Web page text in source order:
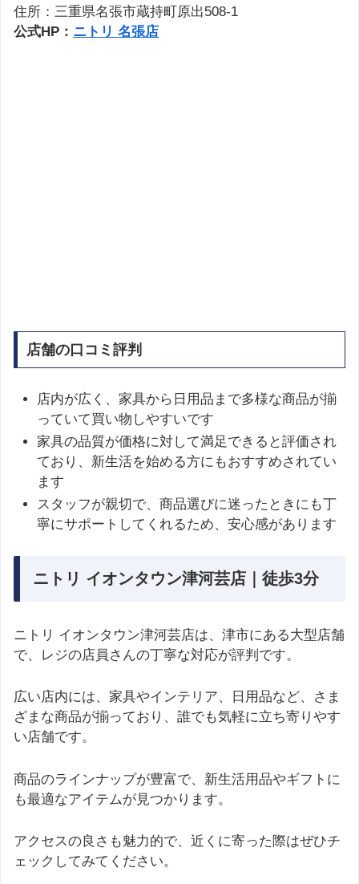
住所：三重県名張市蔵持町原出508-1
公式HP： ニトリ 名張店
店舗の口コミ評判
店内が広く、家具から日用品まで多様な商品が揃
っていて買い物しやすいです
家具の品質が価格に対して満足できると評価され
ており、新生活を始める方にもおすすめされてい
ます
スタッフが親切で、商品選びに迷ったときにも丁
寧にサポートしてくれるため、安心感があります
ニトリ イオンタウン津河芸店｜徒歩3分
ニトリ イオンタウン津河芸店は、津市にある大型店舗
で、レジの店員さんの丁寧な対応が評判です。
広い店内には、家具やインテリア、日用品など、さま
ざまな商品が揃っており、誰でも気軽に立ち寄りやす
い店舗です。
商品のラインナップが豊富で、新生活用品やギフトに
も最適なアイテムが見つかります。
アクセスの良さも魅力的で、近くに寄った際はぜひチ
ェックしてみてください。